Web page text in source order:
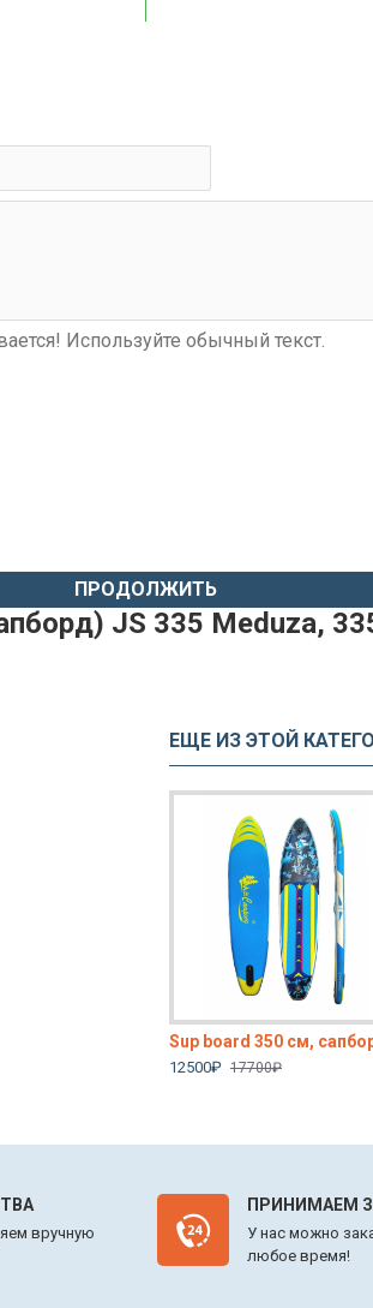
Используйте обычный текст.
ПРОДОЛЖИТЬ
JS 335 Meduza,
ЕЩЕ ИЗ ЭТОЙ
12500₽ 17700₽
вручную
ПРИНИМАЕМ
У нас можно
любое время!